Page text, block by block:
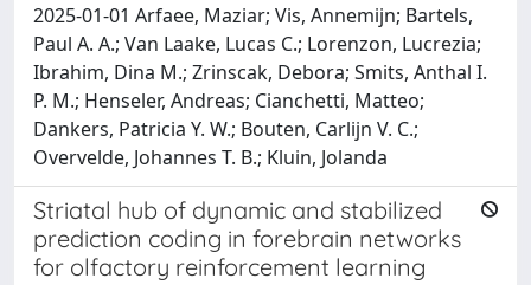
2025-01-01 Arfaee, Maziar; Vis, Annemijn; Bartels,
Paul A. A.; Van Laake, Lucas C.; Lorenzon, Lucrezia;
Ibrahim, Dina M.; Zrinscak, Debora; Smits, Anthal I.
P. M.; Henseler, Andreas; Cianchetti, Matteo;
Dankers, Patricia Y. W.; Bouten, Carlijn V. C.;
Overvelde, Johannes T. B.; Kluin, Jolanda
Striatal hub of dynamic and stabilized
prediction coding in forebrain networks
for olfactory reinforcement learning